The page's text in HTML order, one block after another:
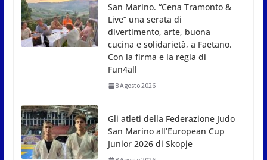
Gli atleti della Federazione Judo
San Marino all’European Cup
Junior 2026 di Skopje
8 Agosto 2026
L’arte perde uno dei suoi maestri: si è spento a 91
8 Agosto 2026
A Oltremare 2.0 a Riccione in migliaia per
incontrare i DinsiemE